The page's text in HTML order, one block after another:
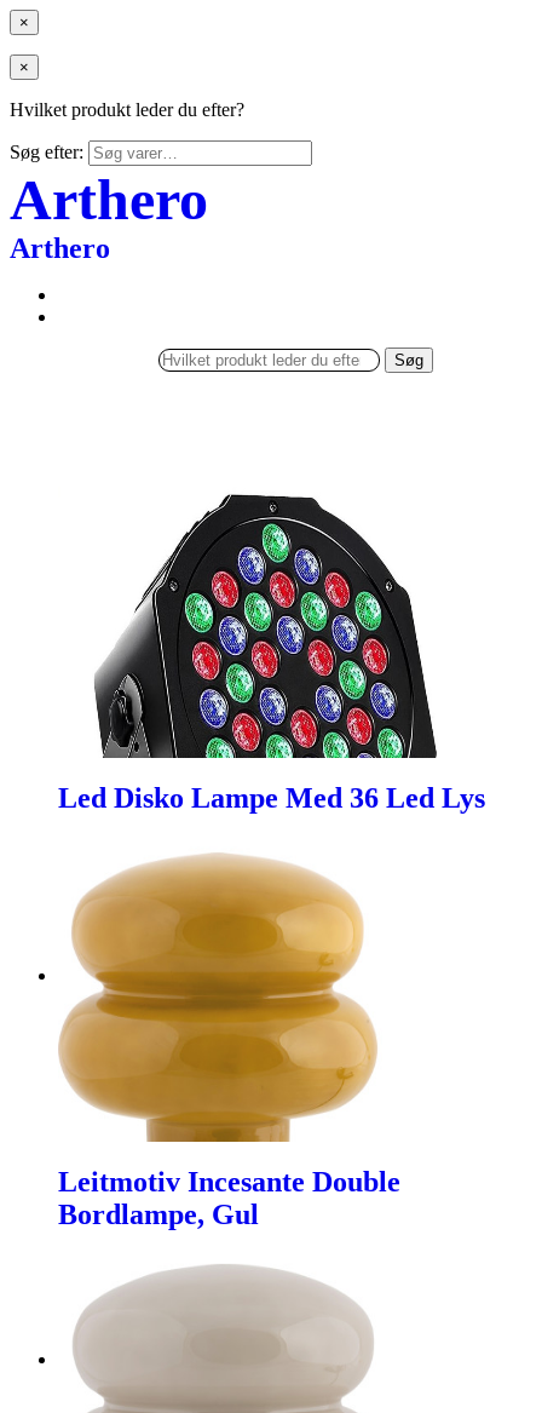
×
×
Hvilket produkt leder du efter?
Søg efter:
Arthero
Arthero
Søg
Led Disko Lampe Med 36 Led Lys
Leitmotiv Incesante Double
Bordlampe, Gul